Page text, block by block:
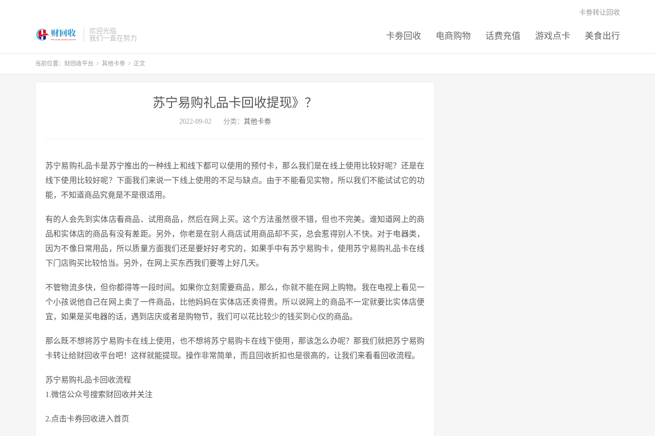
欢迎光临
我们一直在努力
卡劵回收 电商购物 话费充值 游戏点卡 美食出行
卡劵转让回收
当前位置： 财回收平台 > 其他卡劵 > 正文
苏宁易购礼品卡回收提现》？
2022-09-02 分类： 其他卡劵
苏宁易购礼品卡是苏宁推出的一种线上和线下都可以使用的预付卡，那么我们是在线上使用比较好呢？还是在
线下使用比较好呢？下面我们来说一下线上使用的不足与缺点。由于不能看见实物，所以我们不能试试它的功
能，不知道商品究竟是不是很适用。
有的人会先到实体店看商品、试用商品，然后在网上买。这个方法虽然很不错，但也不完美。谁知道网上的商
品和实体店的商品有没有差距。另外，你老是在别人商店试用商品却不买，总会惹得别人不快。对于电器类，
因为不像日常用品，所以质量方面我们还是要好好考究的，如果手中有苏宁易购卡，使用苏宁易购礼品卡在线
下门店购买比较恰当。另外，在网上买东西我们要等上好几天。
不管物流多快，但你都得等一段时间。如果你立刻需要商品，那么，你就不能在网上购物。我在电视上看见一
个小孩说他自己在网上卖了一件商品，比他妈妈在实体店还卖得贵。所以说网上的商品不一定就要比实体店便
宜，如果是买电器的话，遇到店庆或者是购物节，我们可以花比较少的钱买到心仪的商品。
那么既不想将苏宁易购卡在线上使用，也不想将苏宁易购卡在线下使用，那该怎么办呢？那我们就把苏宁易购
卡转让给财回收平台吧！这样就能提现。操作非常简单，而且回收折扣也是很高的，让我们来看看回收流程。
苏宁易购礼品卡回收流程
1.微信公众号搜索财回收并关注
2.点击卡券回收进入首页